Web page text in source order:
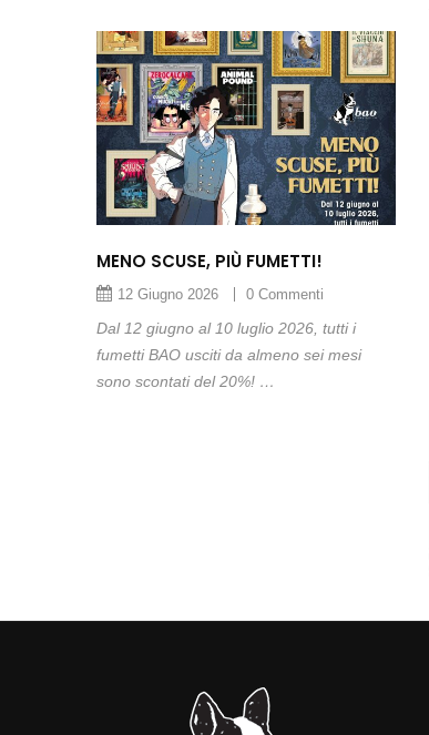
MENO SCUSE, PIÙ FUMETTI!
12 Giugno 2026 0 Commenti
Dal 12 giugno al 10 luglio 2026, tutti i
fumetti BAO usciti da almeno sei mesi
sono scontati del 20%! …